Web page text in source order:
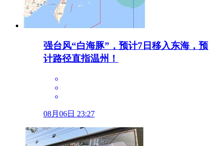
强台风“白海豚”，预计7日移入东海，预
计路径直指温州！
08月06日 23:27